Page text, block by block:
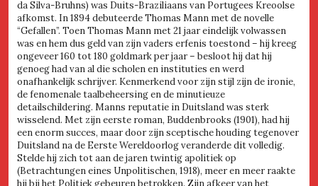
da Silva-Bruhns) was Duits-Braziliaans van Portugees Kreoolse
afkomst. In 1894 debuteerde Thomas Mann met de novelle
“Gefallen”. Toen Thomas Mann met 21 jaar eindelijk volwassen
was en hem dus geld van zijn vaders erfenis toestond – hij kreeg
ongeveer 160 tot 180 goldmark per jaar – besloot hij dat hij
genoeg had van al die scholen en instituties en werd
onafhankelijk schrijver. Kenmerkend voor zijn stijl zijn de ironie,
de fenomenale taalbeheersing en de minutieuze
detailschildering. Manns reputatie in Duitsland was sterk
wisselend. Met zijn eerste roman, Buddenbrooks (1901), had hij
een enorm succes, maar door zijn sceptische houding tegenover
Duitsland na de Eerste Wereldoorlog veranderde dit volledig.
Stelde hij zich tot aan de jaren twintig apolitiek op
(Betrachtungen eines Unpolitischen, 1918), meer en meer raakte
hij bij het Politiek gebeuren betrokken. Zijn afkeer van het